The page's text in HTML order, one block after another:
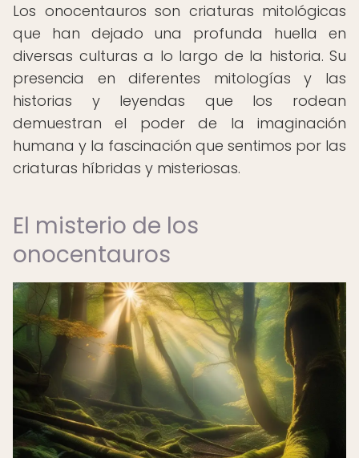
Los onocentauros son criaturas mitológicas
que han dejado una profunda huella en
diversas culturas a lo largo de la historia. Su
presencia en diferentes mitologías y las
historias y leyendas que los rodean
demuestran el poder de la imaginación
humana y la fascinación que sentimos por las
criaturas híbridas y misteriosas.
El misterio de los
onocentauros